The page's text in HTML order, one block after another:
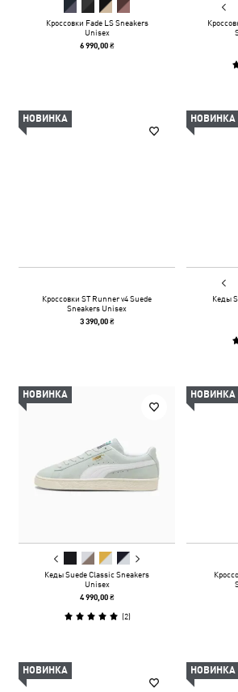
Кроссовки Fade LS Sneakers
Unisex
6 990,00 ₴
НОВИНКА
Кроссовки ST Runner v4 Suede
Sneakers Unisex
3 390,00 ₴
НОВИНКА
Кеды
НОВИНКА
Кеды Suede Classic Sneakers
Unisex
4 990,00 ₴
(2)
НОВИНКА
НОВИНКА НОВИНКА